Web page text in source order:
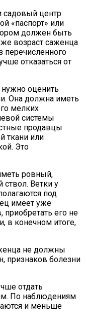
садовый центр.
«паспорт» или
должен быть
возраст саженца
перечисленного
отказаться от
оценить
Она должна иметь
мелких
системы
продавцы
ткани или
Это
ровный,
Ветки у
под
имеет уже
приобретать его не
в конечном итоге,
не должны
признаков болезни
отдать
По наблюдениям
и меньше